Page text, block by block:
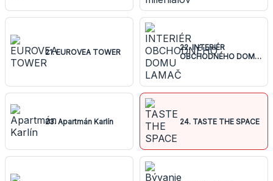
21. EUROVEA TOWER
22. INTERIÉR
OBCHODNÉHO DOMU
23. Apartmán Karlín 24. TASTE THE SPACE